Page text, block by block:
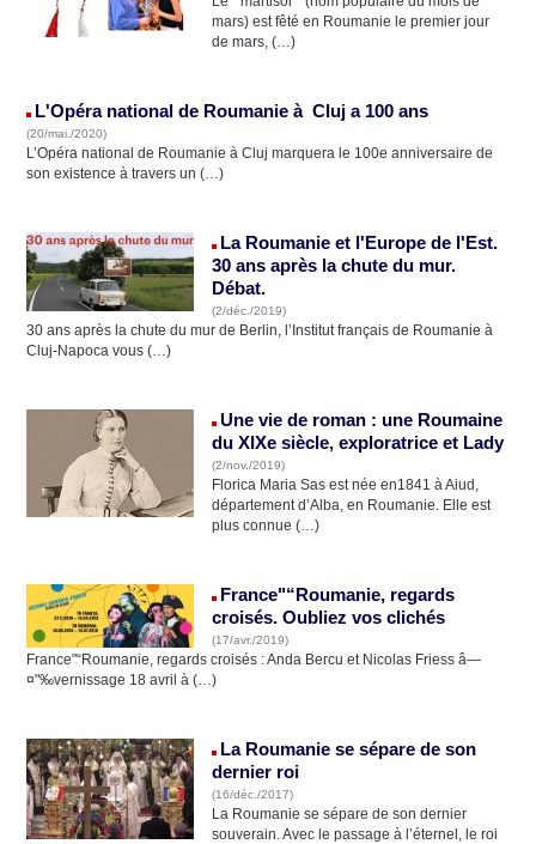
mars) est fêté en Roumanie le premier jour
de mars, (…)
L'Opéra national de Roumanie à Cluj a 100 ans
(20/mai./2020)
L’Opéra national de Roumanie à Cluj marquera le 100e anniversaire de
son existence à travers un (…)
La Roumanie et l'Europe de l'Est.
30 ans après la chute du mur.
Débat.
(2/déc./2019)
30 ans après la chute du mur de Berlin, l’Institut français de Roumanie à
Cluj-Napoca vous (…)
Une vie de roman : une Roumaine
du XIXe siècle, exploratrice et Lady
(2/nov./2019)
Florica Maria Sas est née en1841 à Aiud,
département d’Alba, en Roumanie. Elle est
plus connue (…)
France"“Roumanie, regards
croisés. Oubliez vos clichés
(17/avr./2019)
France"“Roumanie, regards croisés : Anda Bercu et Nicolas Friess â—
¤"‰vernissage 18 avril à (…)
La Roumanie se sépare de son
dernier roi
(16/déc./2017)
La Roumanie se sépare de son dernier
souverain. Avec le passage à l’éternel, le roi